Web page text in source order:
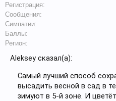
Регистрация:
Сообщения:
Симпатии:
Баллы:
Регион:
Aleksey сказал(а):
Самый лучший способ
высадить весной в сад в
зимуют в 5-й зоне. И